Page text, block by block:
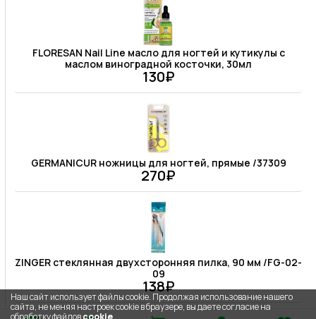
FLORESAN Nail Line масло для ногтей и кутикулы с
маслом виноградной косточки, 30мл
130₽
GERMANICUR ножницы для ногтей, прямые /37309
270₽
ZINGER стеклянная двухсторонняя пилка, 90 мм /FG-02-
09
138₽
Наш сайт использует файлы cookie. Продолжая использование нашего
сайта, не меняя настроек cookie в браузере, вы даете согласие на
обработку файловcookie